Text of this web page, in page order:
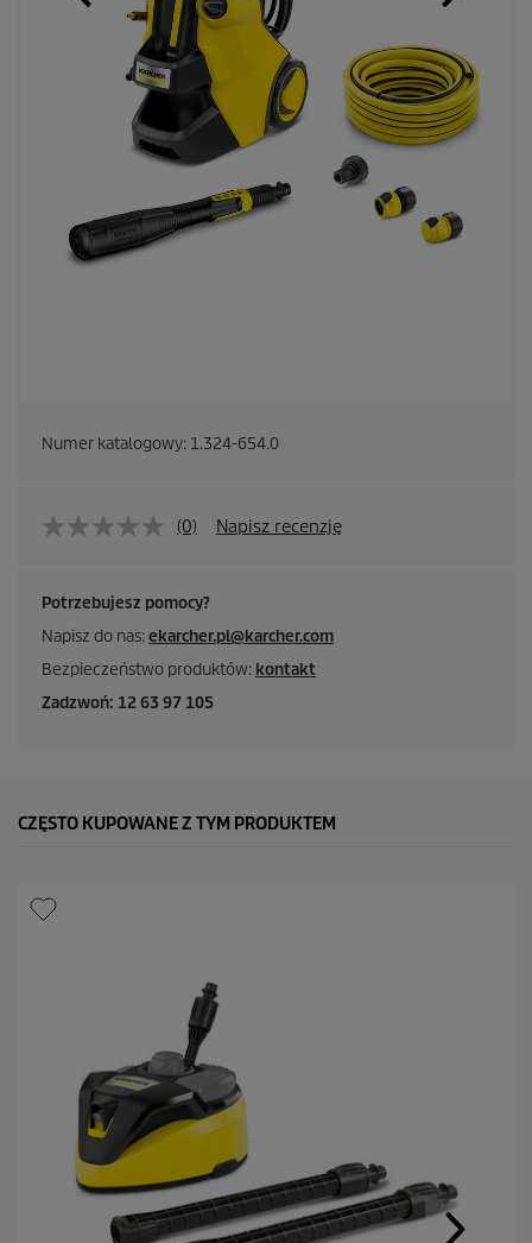
Numer katalogowy: 1.324-654.0
(0) Napisz recenzję
Potrzebujesz pomocy?
Napisz do nas:ekarcher.pl@karcher.com
Bezpieczeństwo produktów: kontakt
Zadzwoń: 12 63 97 105
CZĘSTO KUPOWANE Z TYM PRODUKTEM